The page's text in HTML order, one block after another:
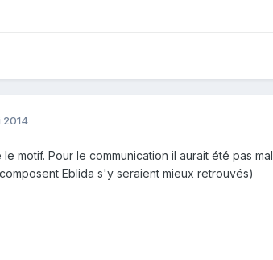
2014
motif. Pour le communication il aurait été pas
Eblida s'y seraient mieux retrouvés)